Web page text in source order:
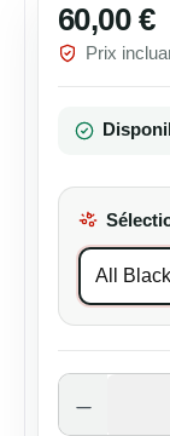
Prix régulier
60,00 €
Prix
All Black
Quantité